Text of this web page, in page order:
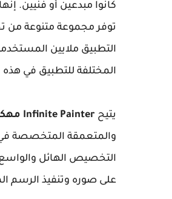
كانوا مبدعين أو فنيين.
التطبيق ملايين
المختلفة للتطبيق في هذه
يتيح Infinite Painter مهكر اخر اصدار
والمتعمقة المتخصصة
التخصيص الهائل
على صوره وتنفيذ الرسم